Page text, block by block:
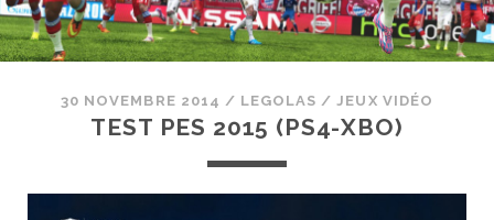
30 NOVEMBRE 2014 / LEGOLAS /JEUX VIDÉO
TEST PES 2015 (PS4-XBO)